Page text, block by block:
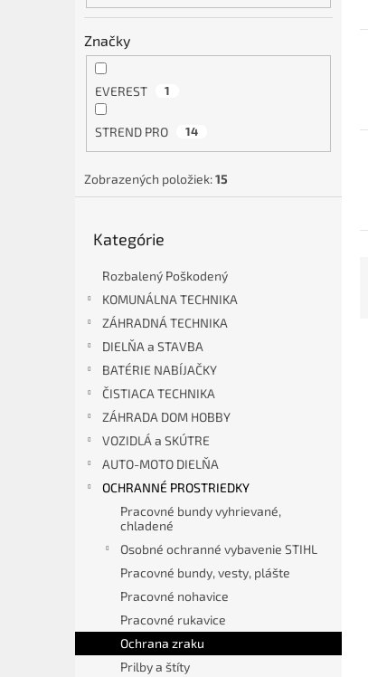
Značky
EVEREST 1
STREND PRO 14
Zobrazených položiek:15
kategórie
Kategórie
Rozbalený Poškodený
KOMUNÁLNA TECHNIKA
ZÁHRADNÁ TECHNIKA
DIELŇA a STAVBA
BATÉRIE NABÍJAČKY
ČISTIACA TECHNIKA
ZÁHRADA DOM HOBBY
VOZIDLÁ a SKÚTRE
AUTO-MOTO DIELŇA
OCHRANNÉ PROSTRIEDKY
Pracovné bundy vyhrievané,
chladené
Osobné ochranné vybavenie STIHL
Pracovné bundy, vesty, plášte
Pracovné nohavice
Pracovné rukavice
Ochrana zraku
Prilby a štíty